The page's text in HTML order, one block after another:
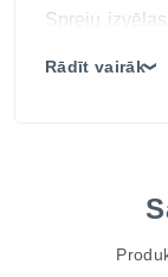
Spreju
paredzēts
Rādīt vairāk❯